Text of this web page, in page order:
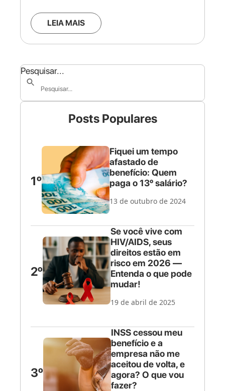
LEIA MAIS
Pesquisar...
Posts Populares
1º
Fiquei um tempo
afastado de
benefício: Quem
paga o 13º salário?
13 de outubro de 2024
2º
Se você vive com
HIV/AIDS, seus
direitos estão em
risco em 2026 —
Entenda o que pode
mudar!
19 de abril de 2025
3º
INSS cessou meu
benefício e a
empresa não me
aceitou de volta, e
agora? O que vou
fazer?